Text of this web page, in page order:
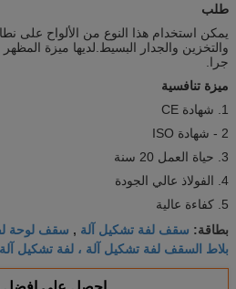
طلب
يمكن استخدام هذا النوع من الألواح على
والتخزين والجدار البسيط.لديها ميزة
جرا.
ميزة تنافسية
1. شهادة CE
2 - شهادة ISO
3. حياة العمل 20 سنة
4. الفولاذ عالي الجودة
5. كفاءة عالية
بطاقة: سقف لفة تشكيل آلة , سقف لوحة
بلاط السقف لفة تشكيل آلة ، لفة تشكيل آلة